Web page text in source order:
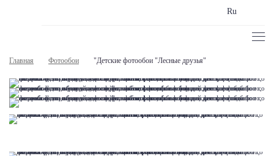
Ru
Главная Фотообои "Детские фотообои "Лесные друзья"